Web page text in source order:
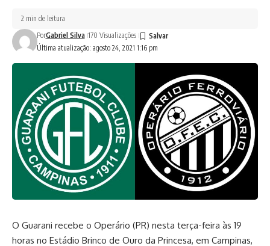
Última atualização: agosto 24, 2021 1:16 pm
PorGabriel Silva 170 Visualizações
2 min de leitura
O Guarani recebe o Operário (PR) nesta terça-feira às 19
horas no Estádio Brinco de Ouro da Princesa, em Campinas,